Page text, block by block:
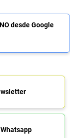
desde Google